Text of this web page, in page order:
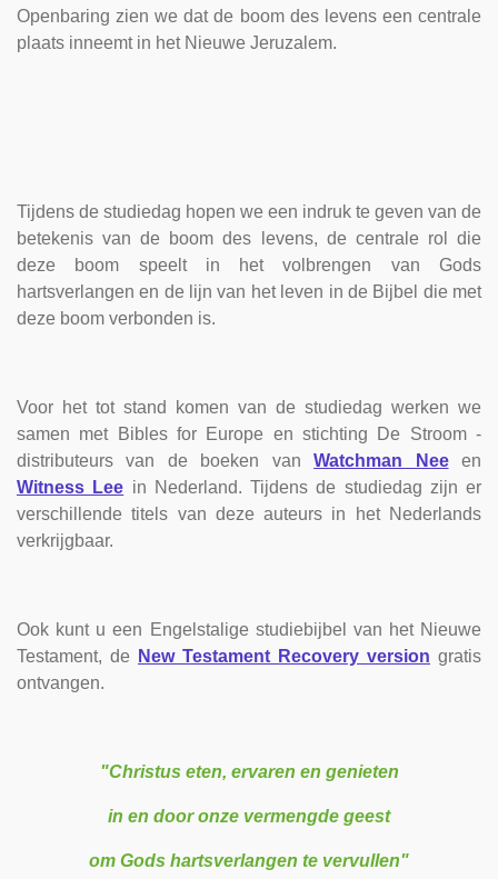
Openbaring zien we dat de boom des levens een centrale
plaats inneemt in het Nieuwe Jeruzalem.
Tijdens de studiedag hopen we een indruk te geven van de
betekenis van de boom des levens, de centrale rol die
deze boom speelt in het volbrengen van Gods
hartsverlangen en de lijn van het leven in de Bijbel die met
deze boom verbonden is.
Voor het tot stand komen van de studiedag werken we
samen met Bibles for Europe en stichting De Stroom -
distributeurs van de boeken vanWatchman Neeen
Witness Lee in Nederland. Tijdens de studiedag zijn er
verschillende titels van deze auteurs in het Nederlands
verkrijgbaar.
Ook kunt u een Engelstalige studiebijbel van het Nieuwe
Testament, de
New Testament Recovery version gratis
ontvangen.
"Christus eten, ervaren en genieten
in en dooronze vermengde geest
om Gods hartsverlangen te vervullen"